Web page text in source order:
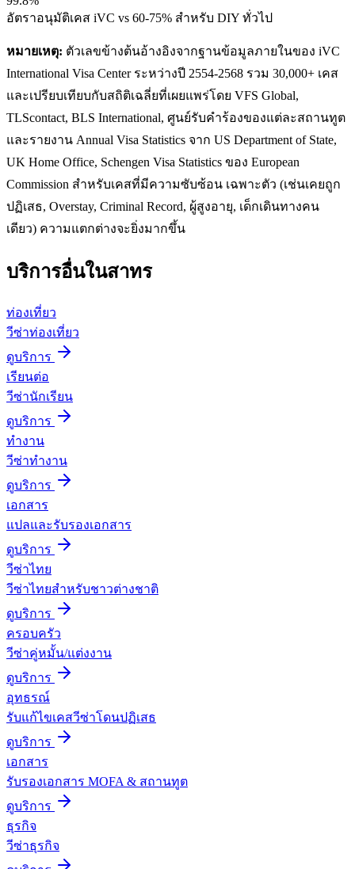
อัตราอนุมัติเคส iVC vs 60-75% สำหรับ DIY ทั่วไป
หมายเหตุ: ตัวเลขข้างต้นอ้างอิงจากฐานข้อมูลภายในของ iVC
International Visa Center ระหว่างปี 2554-2568 รวม 30,000+ เคส
และเปรียบเทียบกับสถิติเฉลี่ยที่เผยแพร่โดย VFS Global,
TLScontact, BLS International, ศูนย์รับคำร้องของแต่ละสถานทูต
และรายงาน Annual Visa Statistics จาก US Department of State,
UK Home Office, Schengen Visa Statistics ของ European
Commission สำหรับเคสที่มีความซับซ้อน เฉพาะตัว (เช่นเคยถูก
ปฏิเสธ, Overstay, Criminal Record, ผู้สูงอายุ, เด็กเดินทางคน
เดียว) ความแตกต่างจะยิ่งมากขึ้น
บริการอื่นในสาทร
ท่องเที่ยว
วีซ่าท่องเที่ยว
ดูบริการ
เรียนต่อ
วีซ่านักเรียน
ดูบริการ
ทำงาน
วีซ่าทำงาน
ดูบริการ
เอกสาร
แปลและรับรองเอกสาร
ดูบริการ
วีซ่าไทย
วีซ่าไทยสำหรับชาวต่างชาติ
ดูบริการ
ครอบครัว
วีซ่าคู่หมั้น/แต่งงาน
ดูบริการ
อุทธรณ์
รับแก้ไขเคสวีซ่าโดนปฏิเสธ
ดูบริการ
เอกสาร
รับรองเอกสาร MOFA & สถานทูต
ดูบริการ
ธุรกิจ
วีซ่าธุรกิจ